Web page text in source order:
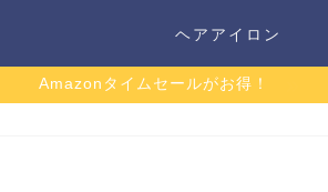
ヘアアイロン
Amazonタイムセールがお得！